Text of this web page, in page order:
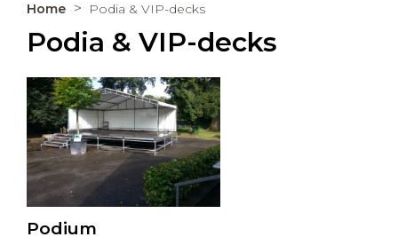
Home Podia & VIP-decks
Podia & VIP-decks
Podium